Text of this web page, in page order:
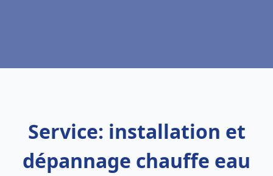
Service: installation et
dépannage chauffe eau